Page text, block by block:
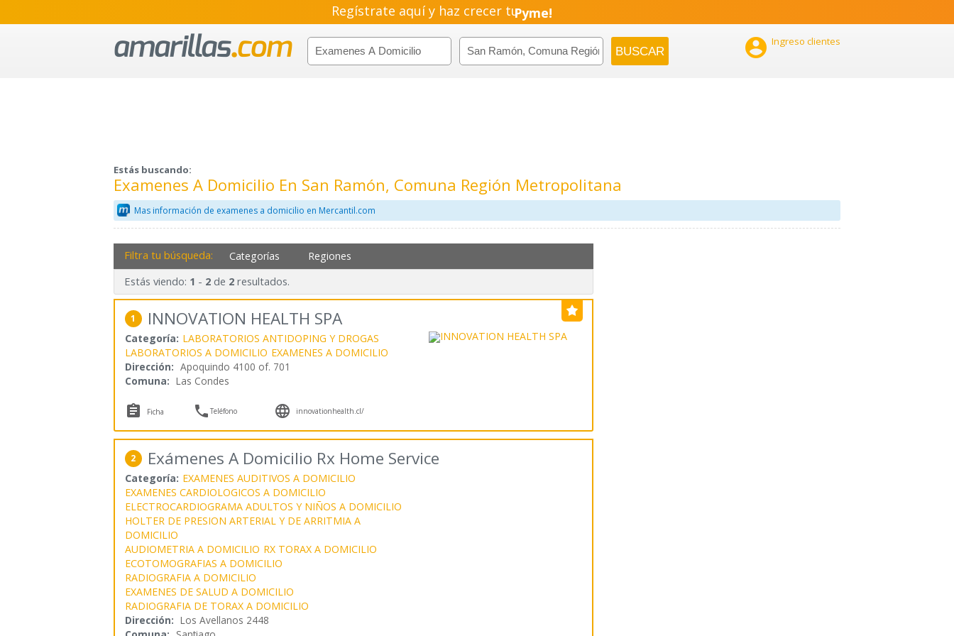
Regístrate aquí y haz crecer tuEmprendimiento!
 Ingreso clientes
Estás buscando:
Examenes A Domicilio En San Ramón, Comuna Región Metropolitana
Mas información de examenes a domicilio en Mercantil.com
Filtra tu búsqueda: Categorías Regiones
Estás viendo: 1 - 2de 2resultados.
1 INNOVATION HEALTH SPA
Categoría: LABORATORIOS ANTIDOPING Y DROGAS
LABORATORIOS A DOMICILIO EXAMENES A DOMICILIO
Dirección: Apoquindo 4100 of. 701
Comuna: Las Condes
 Ficha Teléfono  innovationhealth.cl/
2 Exámenes A Domicilio Rx Home Service
Categoría: EXAMENES AUDITIVOS A DOMICILIO
EXAMENES CARDIOLOGICOS A DOMICILIO
ELECTROCARDIOGRAMA ADULTOS Y NIÑOS A DOMICILIO
HOLTER DE PRESION ARTERIAL Y DE ARRITMIA A
DOMICILIO
AUDIOMETRIA A DOMICILIO RX TORAX A DOMICILIO
ECOTOMOGRAFIAS A DOMICILIO
RADIOGRAFIA A DOMICILIO
EXAMENES DE SALUD A DOMICILIO
RADIOGRAFIA DE TORAX A DOMICILIO
Dirección: Los Avellanos 2448